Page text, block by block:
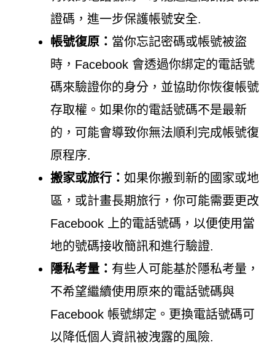
證碼，進一步保護帳號安全.
帳號復原： 當你忘記密碼或帳號被盜
時，Facebook 會透過你綁定的電話號
碼來驗證你的身分，並協助你恢復帳號
存取權。如果你的電話號碼不是最新
的，可能會導致你無法順利完成帳號復
原程序.
搬家或旅行： 如果你搬到新的國家或地
區，或計畫長期旅行，你可能需要更改
Facebook 上的電話號碼，以便使用當
地的號碼接收簡訊和進行驗證.
隱私考量： 有些人可能基於隱私考量，
不希望繼續使用原來的電話號碼與
Facebook 帳號綁定。更換電話號碼可
以降低個人資訊被洩露的風險.